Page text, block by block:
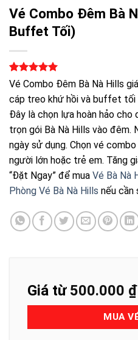
Vé Combo Đêm Bà
Buffet Tối)
5trên 5
3
đánh giá
Vé Combo Đêm Bà Nà Hills
cáp treo khứ hồi và buffet tối
Đây là chọn lựa hoàn hảo cho
trọn gói Bà Nà Hills vào đêm.
ngày sử dụng. Chọn vé
người lớn hoặc trẻ em. Tăng
“Đặt Ngay” để mua Vé Bà Nà
Phòng Vé Bà Nà Hills nếu cần
Giá từ 500.000 ₫
MUA